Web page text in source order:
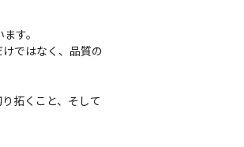
す。
ではなく、品質の
拓くこと、そして